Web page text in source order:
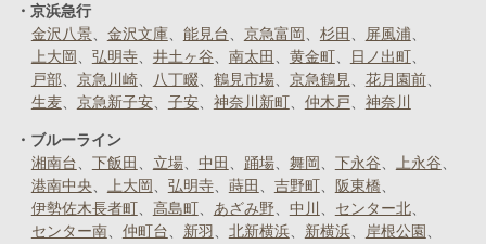
京浜急行
金沢八景
金沢文庫 能見台 京急富岡 杉田
屏風浦
上大岡
弘明寺 井土ヶ谷 南太田 黄金町
日ノ出町
戸部
京急川崎 八丁畷 鶴見市場 京急鶴見
花月園前
生麦
京急新子安 子安 神奈川新町 仲木戸 神奈川
ブルーライン
湘南台
下飯田 立場 中田 踊場 舞岡 下永谷
上永谷
港南中央
上大岡 弘明寺 蒔田 吉野町
阪東橋
伊勢佐木長者町
高島町 あざみ野 中川
センター北
センター南
仲町台 新羽 北新横浜 新横浜
岸根公園